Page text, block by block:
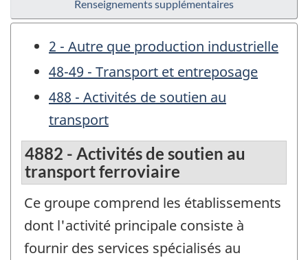
Renseignements supplémentaires
2 - Autre que production industrielle
48-49 - Transport et entreposage
488 - Activités de soutien au
transport
4882 - Activités de soutien au
transport ferroviaire
Ce groupe comprend les établissements
dont l'activité principale consiste à
fournir des services spécialisés au